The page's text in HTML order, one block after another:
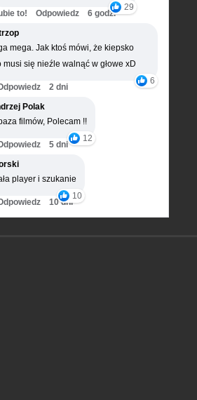
29
to! Odpowiedz
6 godz.
mega. Jak ktoś mówi, że kiepsko
musi się nieźle walnąć w głowe xD
6
2 dni
Polak
filmów, Polecam !!
12
5 dni
player i szukanie
10
10 dni